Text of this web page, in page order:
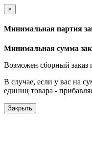
×
Минимальная партия
Минимальная сумма
Возможен сборный заказ
В случае, если у вас на
единиц товара -
Закрыть